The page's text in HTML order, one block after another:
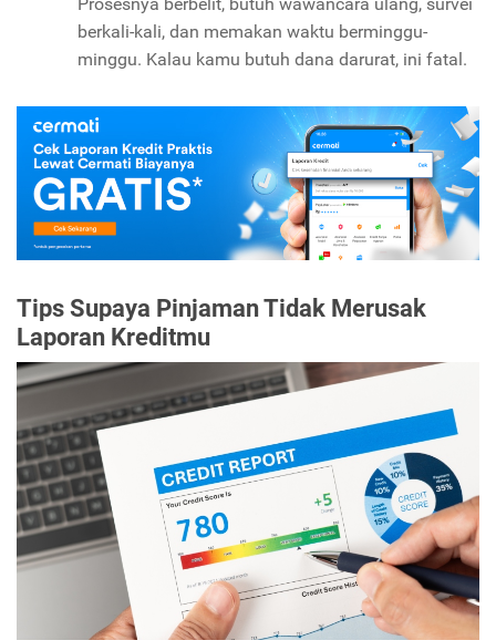
berkali-kali, dan memakan waktu berminggu-
minggu. Kalau kamu butuh dana darurat, ini fatal.
Tips Supaya Pinjaman Tidak Merusak
Laporan Kreditmu